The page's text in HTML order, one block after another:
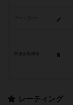
アートワーク
レーティング